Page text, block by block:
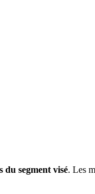
du segment visé. Les